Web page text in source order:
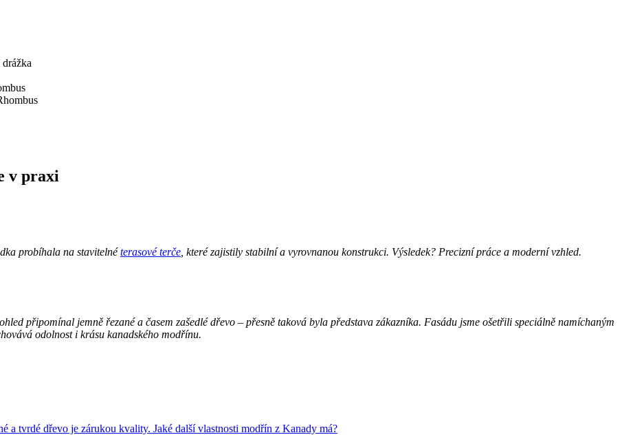
v praxi
probíhala na stavitelnéterasové terče , které zajistily stabilní a vyrovnanou konstrukci. Výsledek? Precizní práce a moderní vzhled.
připomínal jemně řezané a časem zašedlé dřevo – přesně taková byla představa zákazníka. Fasádu jsme ošetřili speciálně namíchaným
odolnost i krásu kanadského modřínu.
tvrdé dřevo je zárukou kvality. Jaké další vlastnosti modřín z Kanady má?